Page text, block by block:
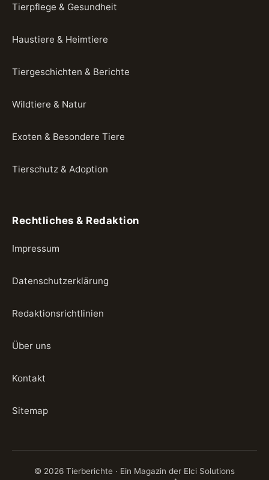
Tierpflege & Gesundheit
Haustiere & Heimtiere
Tiergeschichten & Berichte
Wildtiere & Natur
Exoten & Besondere Tiere
Tierschutz & Adoption
Rechtliches & Redaktion
Impressum
Datenschutzerklärung
Redaktionsrichtlinien
Über uns
Kontakt
Sitemap
© 2026 Tierberichte · Ein Magazin der Elci Solutions